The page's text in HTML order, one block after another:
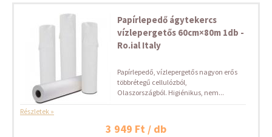
Papírlepedő ágytekercs
vízlepergetős 60cm×80m 1db -
Ro.ial Italy
Papírlepedő, vízlepergetős nagyon erős
többrétegű cellulózból,
Olaszországból. Higiénikus, nem...
Részletek »
3 949 Ft / db